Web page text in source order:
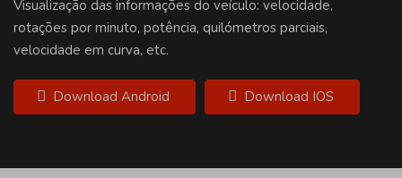
Visualização das informações do veículo: velocidade,
rotações por minuto, potência, quilómetros parciais,
velocidade em curva, etc.
Download Android Download IOS